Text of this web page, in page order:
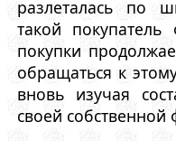
разлеталась по
такой
покупки
обращаться к
вновь изучая
своей собственной